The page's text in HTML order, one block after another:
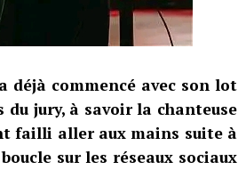
déjà commencé avec son lot
du jury, à savoir la chanteuse
failli aller aux mains suite à
sur les réseaux sociaux